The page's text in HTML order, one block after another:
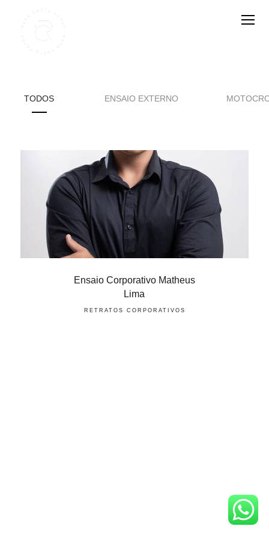
TODOS ENSAIO EXTERNO
Ensaio Corporativo Matheus
Lima
RETRATOS CORPORATIVOS